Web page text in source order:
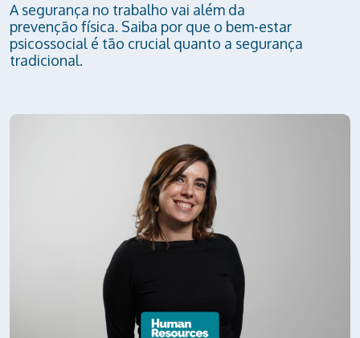
A segurança no trabalho vai além da
prevenção física. Saiba por que o bem-estar
psicossocial é tão crucial quanto a segurança
tradicional.